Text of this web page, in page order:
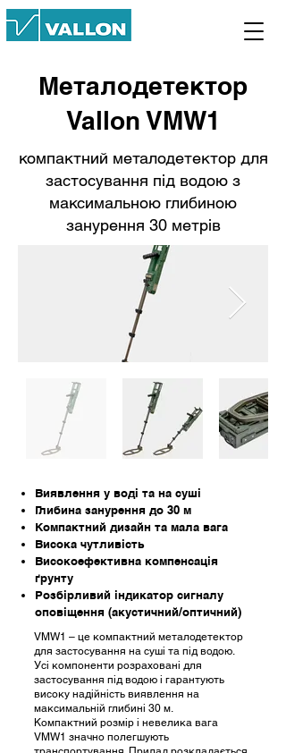
Металодетектор
Vallon VMW1
компактний металодетектор для
застосування під водою з
максимальною глибиною
занурення 30 метрів
Виявлення у воді та на суші
Глибина занурення до 30 м
Компактний дизайн та мала вага
Висока чутливість
Високоефективна компенсація
ґрунту
Розбірливий індикатор сигналу
оповіщення (акустичний/оптичний)
VMW1 – це компактний металодетектор
для застосування на суші та під водою.
Усі компоненти розраховані для
застосування під водою і гарантують
високу надійність виявлення на
максимальній глибині 30 м.
Компактний розмір і невелика вага
VMW1 значно полегшують